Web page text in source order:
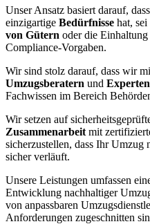
Unser Ansatz basiert darauf,
einzigartige Bedürfnisse hat, sei
von Gütern oder die Einhaltung
Compliance-Vorgaben.
Wir sind stolz darauf, dass wir
Umzugsberatern und Experten
Fachwissen im Bereich
Wir setzen auf
Zusammenarbeit mit
sicherzustellen, dass Ihr Umzug
sicher verläuft.
Unsere Leistungen umfassen
Entwicklung nachhaltiger
von anpassbaren
Anforderungen zugeschnitten